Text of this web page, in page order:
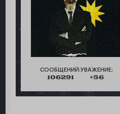
СООБЩЕНИЙ:
106291
УВАЖЕНИЕ:
+56